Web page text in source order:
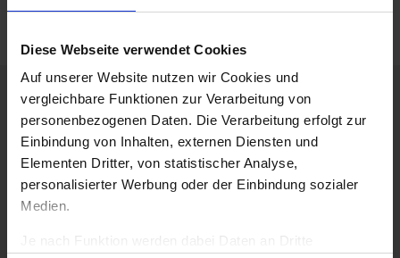
Diese Webseite verwendet Cookies
Auf unserer Website nutzen wir Cookies und
vergleichbare Funktionen zur Verarbeitung von
personenbezogenen Daten. Die Verarbeitung erfolgt zur
Einbindung von Inhalten, externen Diensten und
Elementen Dritter, von statistischer Analyse,
personalisierter Werbung oder der Einbindung sozialer
Medien.
Je nach Funktion werden dabei Daten an Dritte
Beschreibung
Versenden Sie Segenswünsche zur Hochzeit – und helfen
Sie gleichzeitig weltweit:
Vom Einzelpreis werden jeweils 1,– € für die weltweiten
Aufgaben von KIRCHE IN NOT eingesetzt.